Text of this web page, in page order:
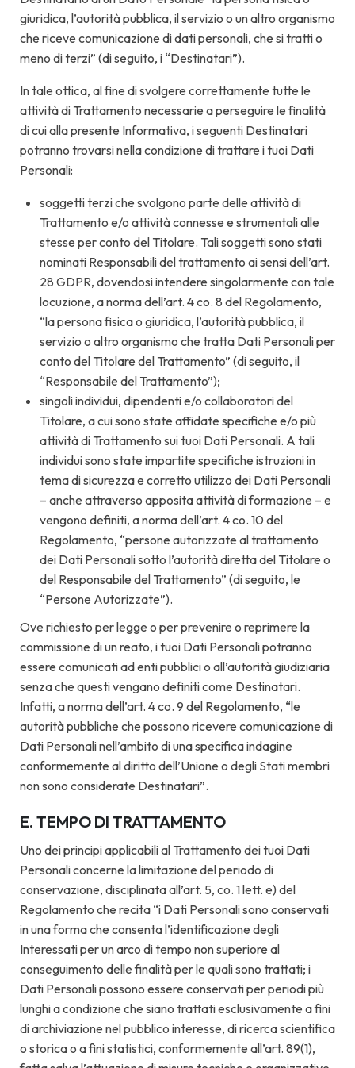
giuridica, l’autorità pubblica, il servizio o un altro organismo
che riceve comunicazione di dati personali, che si tratti o
meno di terzi” (di seguito, i “Destinatari”).
In tale ottica, al fine di svolgere correttamente tutte le
attività di Trattamento necessarie a perseguire le finalità
di cui alla presente Informativa, i seguenti Destinatari
potranno trovarsi nella condizione di trattare i tuoi Dati
Personali:
soggetti terzi che svolgono parte delle attività di
Trattamento e/o attività connesse e strumentali alle
stesse per conto del Titolare. Tali soggetti sono stati
nominati Responsabili del trattamento ai sensi dell’art.
28 GDPR, dovendosi intendere singolarmente con tale
locuzione, a norma dell’art. 4 co. 8 del Regolamento,
“la persona fisica o giuridica, l’autorità pubblica, il
servizio o altro organismo che tratta Dati Personali per
conto del Titolare del Trattamento” (di seguito, il
“Responsabile del Trattamento”);
singoli individui, dipendenti e/o collaboratori del
Titolare, a cui sono state affidate specifiche e/o più
attività di Trattamento sui tuoi Dati Personali. A tali
individui sono state impartite specifiche istruzioni in
tema di sicurezza e corretto utilizzo dei Dati Personali
– anche attraverso apposita attività di formazione – e
vengono definiti, a norma dell’art. 4 co. 10 del
Regolamento, “persone autorizzate al trattamento
dei Dati Personali sotto l’autorità diretta del Titolare o
del Responsabile del Trattamento” (di seguito, le
“Persone Autorizzate”).
Ove richiesto per legge o per prevenire o reprimere la
commissione di un reato, i tuoi Dati Personali potranno
essere comunicati ad enti pubblici o all’autorità giudiziaria
senza che questi vengano definiti come Destinatari.
Infatti, a norma dell’art. 4 co. 9 del Regolamento, “le
autorità pubbliche che possono ricevere comunicazione di
Dati Personali nell’ambito di una specifica indagine
conformemente al diritto dell’Unione o degli Stati membri
non sono considerate Destinatari”.
E. TEMPO DI TRATTAMENTO
Uno dei principi applicabili al Trattamento dei tuoi Dati
Personali concerne la limitazione del periodo di
conservazione, disciplinata all’art. 5, co. 1 lett. e) del
Regolamento che recita “i Dati Personali sono conservati
in una forma che consenta l’identificazione degli
Interessati per un arco di tempo non superiore al
conseguimento delle finalità per le quali sono trattati; i
Dati Personali possono essere conservati per periodi più
lunghi a condizione che siano trattati esclusivamente a fini
di archiviazione nel pubblico interesse, di ricerca scientifica
o storica o a fini statistici, conformemente all’art. 89(1),